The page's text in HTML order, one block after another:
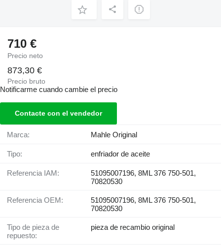
710 €
Precio neto
873,30 €
Precio bruto
Notificarme cuando cambie el precio
Contacte con el vendedor
Marca: Mahle Original
Tipo: enfriador de aceite
Referencia IAM:
51095007196, 8ML 376 750-501,
70820530
Referencia OEM:
51095007196, 8ML 376 750-501,
70820530
Tipo de pieza de
repuesto:
pieza de recambio original